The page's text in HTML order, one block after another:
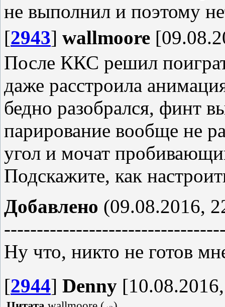
не выполнил и поэтому
[2943] wallmoore
После ККС решил
даже расстроила
бедно разобрался, финт
парирование вообще не
угол и мочат
Подскажите, как
Добавлено (09.08.2016,
Ну что, никто не готов
[2944] Denny